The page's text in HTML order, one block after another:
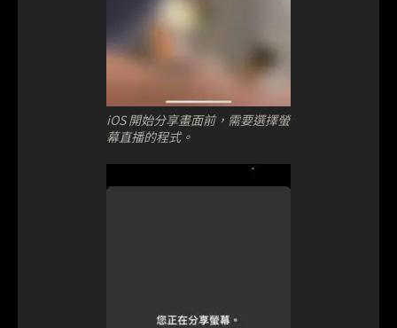
iOS 開始分享畫面前，需要選擇螢
幕直播的程式。